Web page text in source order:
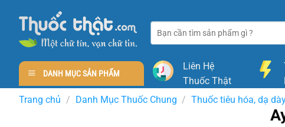
content
kiếm:
DANH MỤC SẢN PHẨM
Liên Hệ
Thuốc Thật
Trang chủ / Danh Mục Thuốc Chung / Thuốc tiêu hóa, dạ